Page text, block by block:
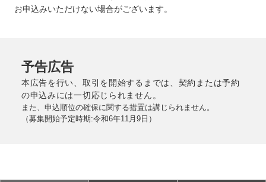
お申込みいただけない場合がございます。
予告広告
本広告を行い、取引を開始するまでは、契約または予約
の申込みには一切応じられません。
また、申込順位の確保に関する措置は講じられません。
（募集開始予定時期:令和6年11月9日）